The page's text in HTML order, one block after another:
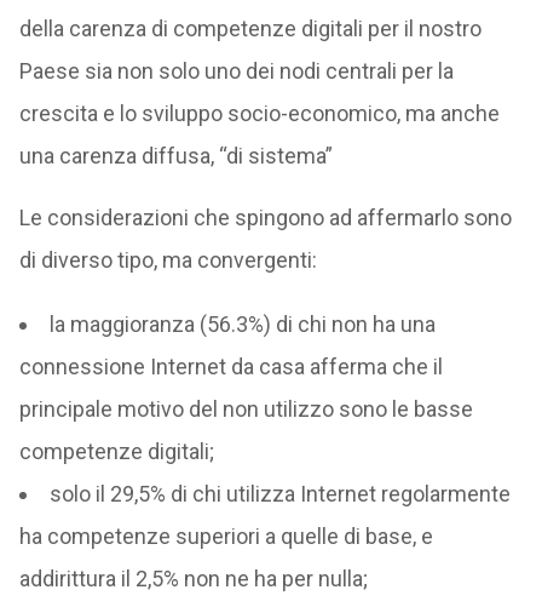
della carenza di competenze digitali per il nostro
Paese sia non solo uno dei nodi centrali per la
crescita e lo sviluppo socio-economico, ma anche
una carenza diffusa, “di sistema”
Le considerazioni che spingono ad affermarlo sono
di diverso tipo, ma convergenti:
la maggioranza (56.3%) di chi non ha una
connessione Internet da casa afferma che il
principale motivo del non utilizzo sono le basse
competenze digitali;
solo il 29,5% di chi utilizza Internet regolarmente
ha competenze superiori a quelle di base, e
addirittura il 2,5% non ne ha per nulla;